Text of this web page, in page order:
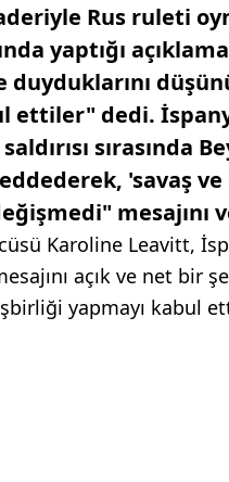
Rus ruleti
yaptığı
duyduklarını
ettiler" dedi.
sırasında
'savaş
mesajını
Karoline Leavitt,
açık ve net bir
yapmayı kabul